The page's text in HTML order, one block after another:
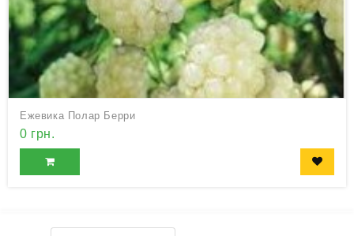
Ежевика Полар Берри
0 грн.